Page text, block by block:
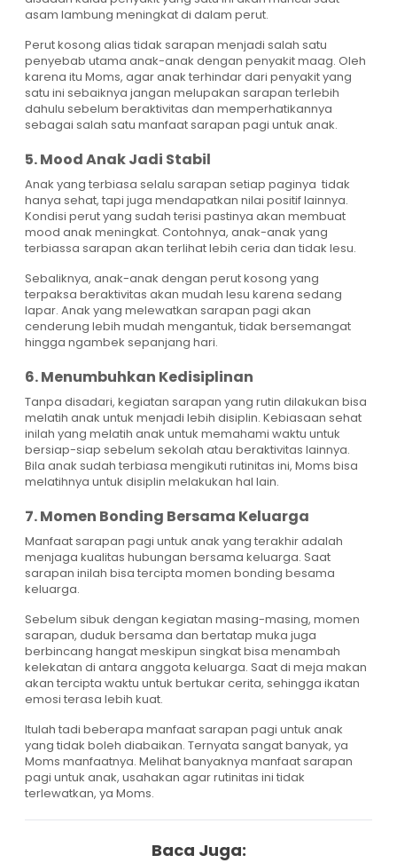
asam lambung meningkat di dalam perut.
Perut kosong alias tidak sarapan menjadi salah satu
penyebab utama anak-anak dengan penyakit maag. Oleh
karena itu Moms, agar anak terhindar dari penyakit yang
satu ini sebaiknya jangan melupakan sarapan terlebih
dahulu sebelum beraktivitas dan memperhatikannya
sebagai salah satu manfaat sarapan pagi untuk anak.
5. Mood Anak Jadi Stabil
Anak yang terbiasa selalu sarapan setiap paginya tidak
hanya sehat, tapi juga mendapatkan nilai positif lainnya.
Kondisi perut yang sudah terisi pastinya akan membuat
mood anak meningkat. Contohnya, anak-anak yang
terbiassa sarapan akan terlihat lebih ceria dan tidak lesu.
Sebaliknya, anak-anak dengan perut kosong yang
terpaksa beraktivitas akan mudah lesu karena sedang
lapar. Anak yang melewatkan sarapan pagi akan
cenderung lebih mudah mengantuk, tidak bersemangat
hingga ngambek sepanjang hari.
6. Menumbuhkan Kedisiplinan
Tanpa disadari, kegiatan sarapan yang rutin dilakukan bisa
melatih anak untuk menjadi lebih disiplin. Kebiasaan sehat
inilah yang melatih anak untuk memahami waktu untuk
bersiap-siap sebelum sekolah atau beraktivitas lainnya.
Bila anak sudah terbiasa mengikuti rutinitas ini, Moms bisa
melatihnya untuk disiplin melakukan hal lain.
7. Momen Bonding Bersama Keluarga
Manfaat sarapan pagi untuk anak yang terakhir adalah
menjaga kualitas hubungan bersama keluarga. Saat
sarapan inilah bisa tercipta momen bonding besama
keluarga.
Sebelum sibuk dengan kegiatan masing-masing, momen
sarapan, duduk bersama dan bertatap muka juga
berbincang hangat meskipun singkat bisa menambah
kelekatan di antara anggota keluarga. Saat di meja makan
akan tercipta waktu untuk bertukar cerita, sehingga ikatan
emosi terasa lebih kuat.
Itulah tadi beberapa manfaat sarapan pagi untuk anak
yang tidak boleh diabaikan. Ternyata sangat banyak, ya
Moms manfaatnya. Melihat banyaknya manfaat sarapan
pagi untuk anak, usahakan agar rutinitas ini tidak
terlewatkan, ya Moms.
Baca Juga: